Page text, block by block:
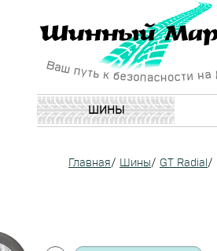
ШИНЫ
Главная/ Шины/ GT Radial /